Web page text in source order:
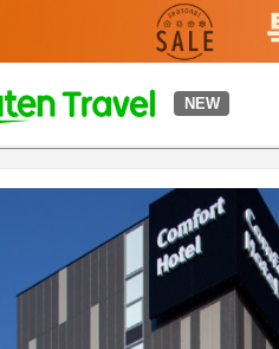
NEW
숙박 상품이용 후기 하이라이트